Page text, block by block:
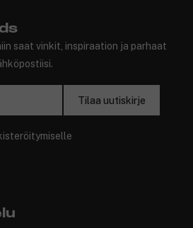
saat vinkit, inspiraation ja parhaat
Tilaa uutiskirje